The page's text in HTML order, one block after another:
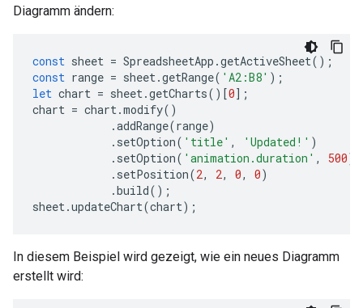
Diagramm ändern:
const sheet = SpreadsheetApp .getActiveSheet();
const range = sheet.getRange( 'A2:B8' );
let chart = sheet.getCharts()[0];
chart = chart.modify()
.addRange(range)
. setOption( 'title' , 'Updated!' )
. setOption( 'animation.duration' , 500)
. setPosition(2, 2, 0, 0)
.build();
sheet.updateChart(chart);
In diesem Beispiel wird gezeigt, wie ein neues Diagramm
erstellt wird: